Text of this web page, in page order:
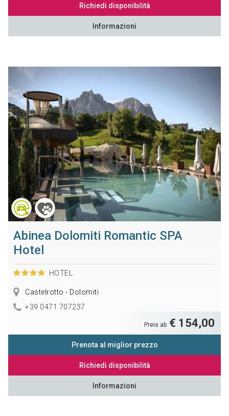
Richiedi disponibilità
Informazioni
Abinea Dolomiti Romantic SPA
Hotel
HOTEL
Castelrotto - Dolomiti
+39 0471 707237
Preis ab € 154,00
Prenota al miglior prezzo
Richiedi disponibilità
Informazioni